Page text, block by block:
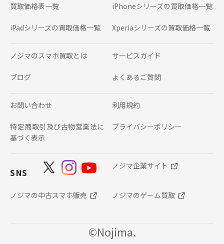
買取価格表一覧 iPhoneシリーズの 買取価格一覧
iPadシリーズの 買取価格一覧 Xperiaシリーズの 買取価格一覧
ノジマのスマホ買取とは サービスガイド
ブログ よくあるご質問
お問い合わせ 利用規約
特定商取引及び古物営業法に
基づく表示
プライバシーポリシー
SNS
ノジマ企業サイト
ノジマの中古スマホ販売 ノジマのゲーム買取
©Nojima.